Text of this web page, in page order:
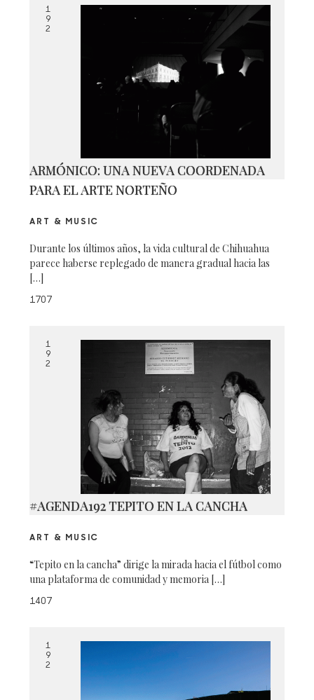
1
9
2
ARMÓNICO: UNA NUEVA COORDENADA
PARA EL ARTE NORTEÑO
ART & MUSIC
Durante los últimos años, la vida cultural de Chihuahua
parece haberse replegado de manera gradual hacia las
[…]
1707
1
9
2
#AGENDA192 TEPITO EN LA CANCHA
ART & MUSIC
“Tepito en la cancha” dirige la mirada hacia el fútbol como
una plataforma de comunidad y memoria […]
1407
1
9
2